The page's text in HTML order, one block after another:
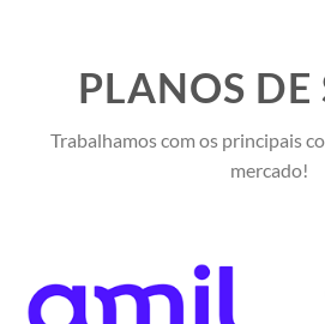
PLANOS DE
Trabalhamos com os principais
mercado!